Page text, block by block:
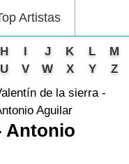
Artistas
H I J K L
M
U V W X Y
Z
de la sierra -
Aguilar
Antonio